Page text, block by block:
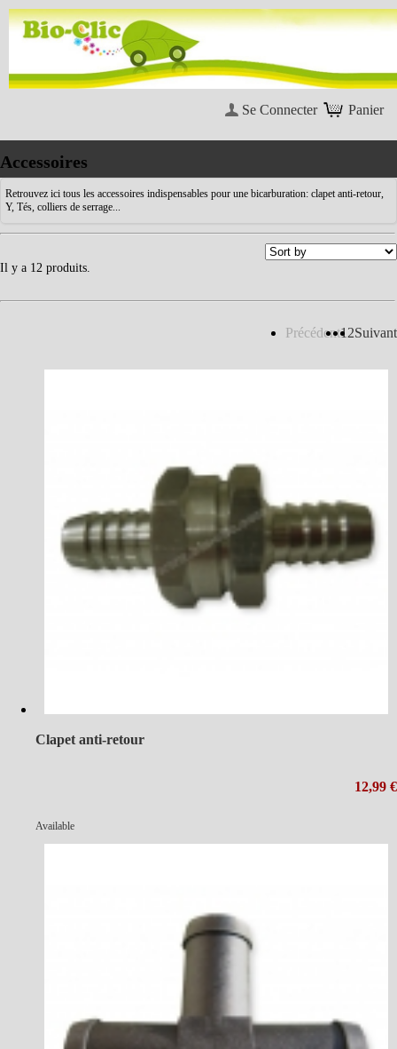
Panier
Se Connecter
Accessoires
Retrouvez ici tous les accessoires indispensables pour une bicarburation: clapet anti-retour,
Y, Tés, colliers de serrage...
Il y a 12 produits.
Précédent1 2Suivant
Clapet anti-retour
12,99 €
Available